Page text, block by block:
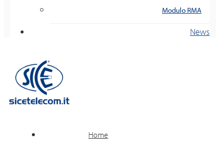
Modulo RMA
News
Home